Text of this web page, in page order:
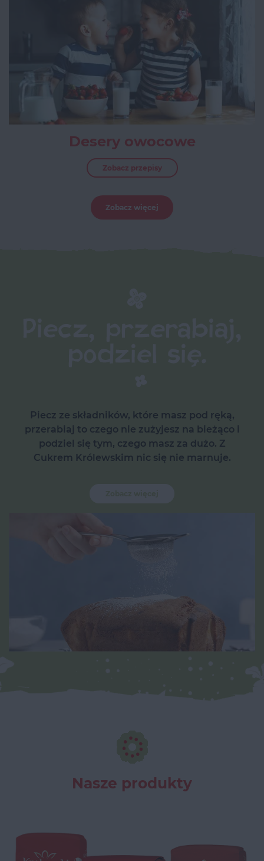
Desery owocowe
Zobacz przepisy
Zobacz więcej
Piecz ze składników, które masz pod ręką,
przerabiaj to czego nie zużyjesz na bieżąco i
podziel się tym, czego masz za dużo. Z
Cukrem Królewskim nic się nie marnuje.
Nasze produkty